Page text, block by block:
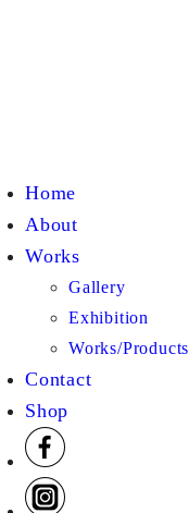
Home
About
Works
Gallery
Exhibition
Works/Products
Contact
Shop